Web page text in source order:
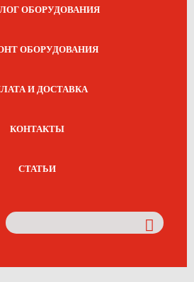
ОБОРУДОВАНИЯ
ОБОРУДОВАНИЯ
И ДОСТАВКА
КОНТАКТЫ
СТАТЬИ